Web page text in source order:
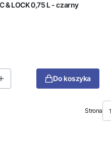
Pojemnik CLIC & LOCK 0,75 L - czarny
Do koszyka
Strona